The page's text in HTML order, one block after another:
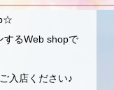
するWeb shopで
入店ください♪